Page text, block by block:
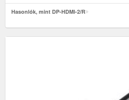
Hasonlók, mint DP-HDMI-2/R